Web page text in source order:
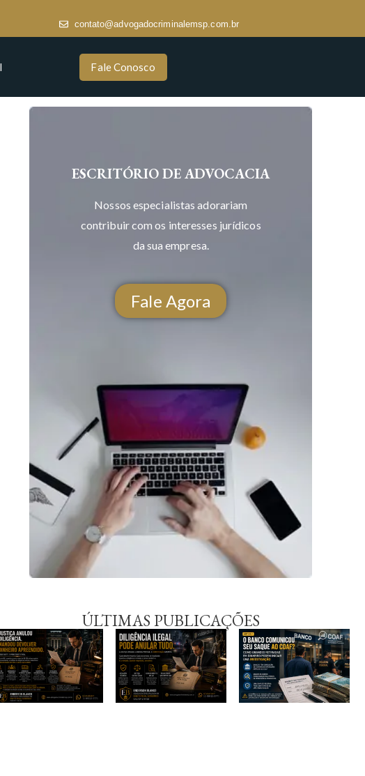
contato@advogadocriminalemsp.com.br
Fale Conosco
ESCRITÓRIO DE ADVOCACIA
Nossos especialistas adorariam
contribuir com os interesses jurídicos
da sua empresa.
ÚLTIMAS PUBLICAÇÕES
Fale Agora